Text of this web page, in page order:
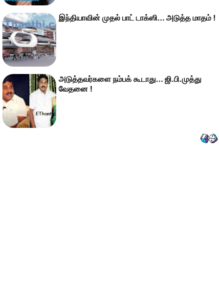
இந்தியாவின் முதல் பாட் டாக்ஸி... அடுத்த மாதம் !
அடுத்தவர்களை நம்பக் கூடாது... ஜி.பி.முத்து
வேதனை !